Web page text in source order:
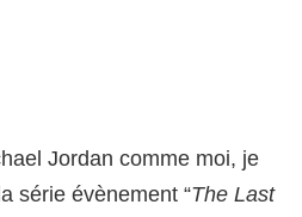
Jordan comme moi, je
série évènement “The Last